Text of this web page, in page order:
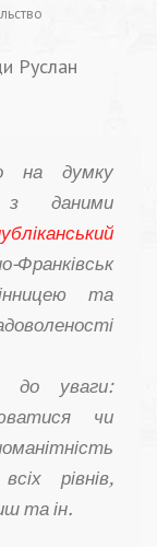
Руслан
на думку
з даними
Франківськ
та
до уваги:
чи
рівнів,
та ін.